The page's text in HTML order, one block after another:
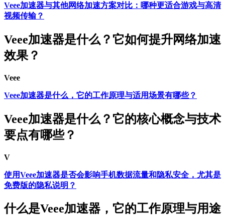
Veee加速器与其他网络加速方案对比：哪种更适合游戏与高清
视频传输？
Veee加速器是什么？它如何提升网络加速
效果？
Veee
Veee加速器是什么，它的工作原理与适用场景有哪些？
Veee加速器是什么？它的核心概念与技术
要点有哪些？
V
使用Veee加速器是否会影响手机数据流量和隐私安全，尤其是
免费版的隐私说明？
什么是Veee加速器，它的工作原理与用途